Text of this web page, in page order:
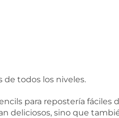
de todos los niveles.
para repostería fáciles
deliciosos, sino que